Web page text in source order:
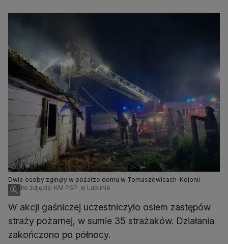
Dwie osoby zginęły w pożarze domu w Tomaszowicach-Kolonii
Źródło zdjęcia: KM PSP w Lublinie
W akcji gaśniczej uczestniczyło osiem zastępów
straży pożarnej, w sumie 35 strażaków. Działania
zakończono po północy.